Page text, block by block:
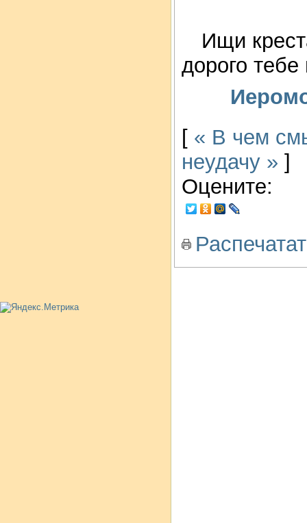
Ищи
дорого тебе
[ « В чем
неудачу » ]
Оцените: